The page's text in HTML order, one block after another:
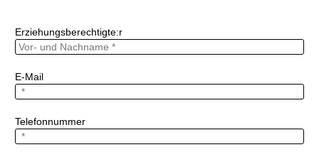
Erziehungsberechtigte:r
E-Mail
Telefonnummer